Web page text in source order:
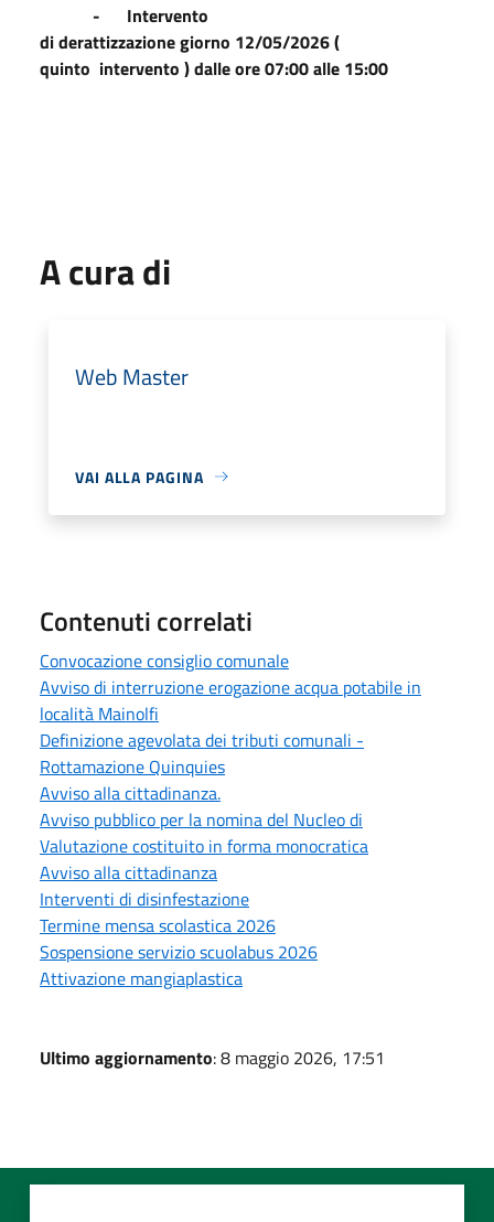
- Intervento
di derattizzazione giorno 12/05/2026 (
quinto intervento ) dalle ore 07:00 alle 15:00
A cura di
Web Master
VAI ALLA PAGINA
Contenuti correlati
Convocazione consiglio comunale
Avviso di interruzione erogazione acqua potabile in
località Mainolfi
Definizione agevolata dei tributi comunali -
Rottamazione Quinquies
Avviso alla cittadinanza.
Avviso pubblico per la nomina del Nucleo di
Valutazione costituito in forma monocratica
Avviso alla cittadinanza
Interventi di disinfestazione
Termine mensa scolastica 2026
Sospensione servizio scuolabus 2026
Attivazione mangiaplastica
Ultimo aggiornamento: 8 maggio 2026, 17:51